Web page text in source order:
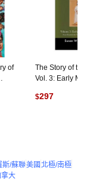
of
The Story of
Vol. 3: Early
First to the
$297
斯/蘇聯美國 北極/南極
大